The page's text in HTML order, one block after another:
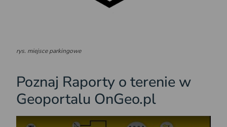
rys. miejsce parkingowe
Poznaj Raporty o terenie w
Geoportalu OnGeo.pl